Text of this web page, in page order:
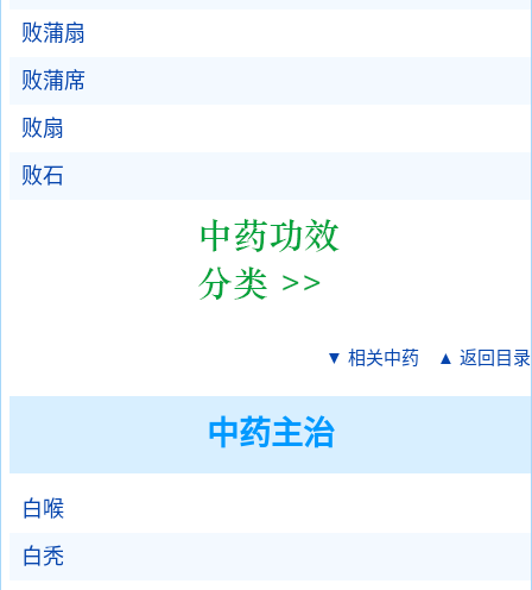
败蒲扇
败蒲席
败扇
败石
▼ 相关中药 ▲ 返回目录
中药主治
白喉
白秃